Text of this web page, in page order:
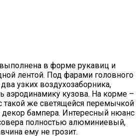
в форме рукавиц и
лентой. Под фарами головного
узких воздухозаборника,
аэродинамику кузова. На корме –
такой же светящейся перемычкой
декор бампера. Интересный нюанс
полностью алюминиевый,
ему не грозит.